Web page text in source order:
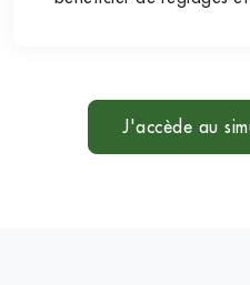
J'accède au